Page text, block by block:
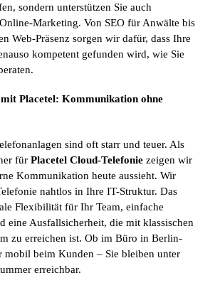
sondern unterstützen Sie auch
Marketing. Von SEO für Anwälte bis
Web-Präsenz sorgen wir dafür, dass Ihre
kompetent gefunden wird, wie Sie
Placetel: Kommunikation ohne
sind oft starr und teuer. Als
für Placetel Cloud-Telefonie zeigen wir
Kommunikation heute aussieht. Wir
nahtlos in Ihre IT-Struktur. Das
Flexibilität für Ihr Team, einfache
eine Ausfallsicherheit, die mit klassischen
zu erreichen ist. Ob im Büro in Berlin-
mobil beim Kunden – Sie bleiben unter
erreichbar.